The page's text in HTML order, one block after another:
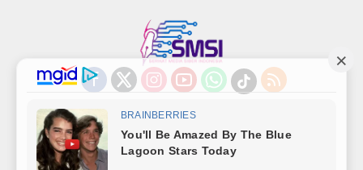
Indeks Kode Etik Privacy Policy
Redaksi
Disclaimer
Pedoman Media Siber
Kode Perilaku Perusahaan Pers